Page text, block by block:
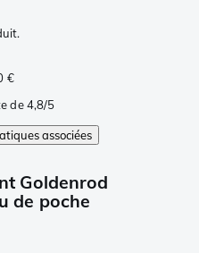
€
de 4,8/5
associées
Goldenrod
de poche